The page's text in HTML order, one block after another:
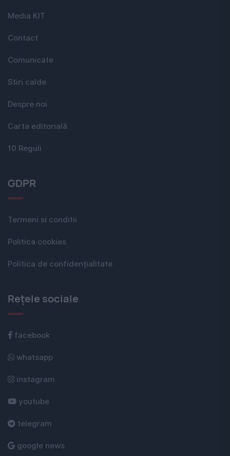
Media KIT
Contact
Comunicate
Stiri calde
Despre noi
Carta editorială
10 Reguli
GDPR
Termeni si conditii
Politica cookies
Politica de confidențialitate
Rețele sociale
facebook
whatsapp
instagram
youtube
telegram
google news